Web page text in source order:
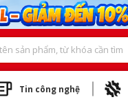
Tin công nghệ